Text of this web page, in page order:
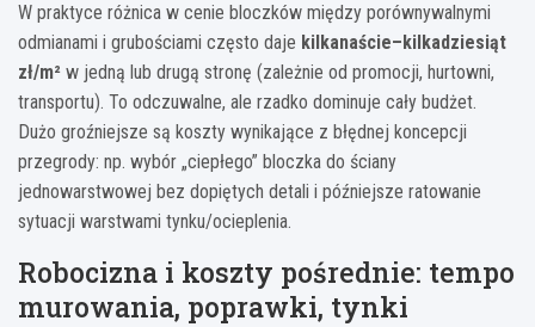
W praktyce różnica w cenie bloczków między porównywalnymi
odmianami i grubościami często daje kilkanaście–kilkadziesiąt
zł/m² w jedną lub drugą stronę (zależnie od promocji, hurtowni,
transportu). To odczuwalne, ale rzadko dominuje cały budżet.
Dużo groźniejsze są koszty wynikające z błędnej koncepcji
przegrody: np. wybór „ciepłego” bloczka do ściany
jednowarstwowej bez dopiętych detali i późniejsze ratowanie
sytuacji warstwami tynku/ocieplenia.
Robocizna i koszty pośrednie: tempo
murowania, poprawki, tynki